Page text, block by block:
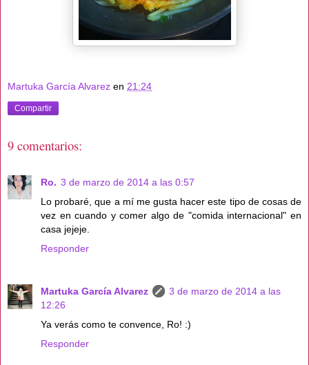
Martuka García Alvarez en 21:24
Compartir
9 comentarios:
Ro. 3 de marzo de 2014 a las 0:57
Lo probaré, que a mí me gusta hacer este tipo de cosas de
vez en cuando y comer algo de "comida internacional" en
casa jejeje.
Responder
Martuka García Alvarez
3 de marzo de 2014 a las
12:26
Ya verás como te convence, Ro! :)
Responder